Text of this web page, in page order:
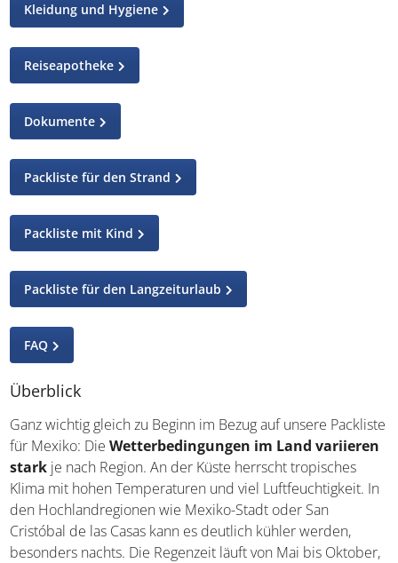
Kleidung und Hygiene
Reiseapotheke
Dokumente
Packliste für den Strand
Packliste mit Kind
Packliste für den Langzeiturlaub
FAQ
Überblick
Ganz wichtig gleich zu Beginn im Bezug auf unsere Packliste
für Mexiko: DieWetterbedingungen im Land variieren
stark je nach Region. An der Küste herrscht tropisches
Klima mit hohen Temperaturen und viel Luftfeuchtigkeit. In
den Hochlandregionen wie Mexiko-Stadt oder San
Cristóbal de las Casas kann es deutlich kühler werden,
besonders nachts. Die Regenzeit läuft von Mai bis Oktober,